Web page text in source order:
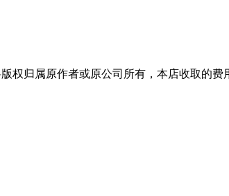
归属原作者或原公司所有，本店收取的费